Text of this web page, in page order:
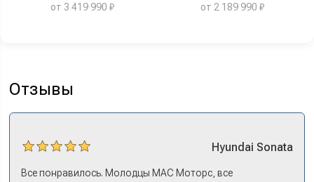
от 3 419 990 ₽ от 2 189 990 ₽
Отзывы
Hyundai Sonata
Все понравилось. Молодцы МАС Моторс, все